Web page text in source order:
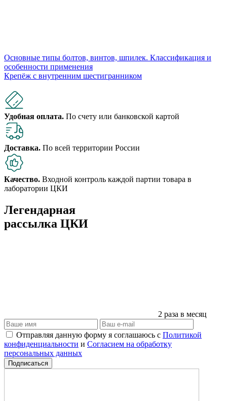
Основные типы болтов, винтов, шпилек. Классификация и
особенности применения
Крепёж с внутренним шестигранником
Удобная оплата. По счету или банковской картой
Доставка. По всей территории России
Качество. Входной контроль каждой партии товара в
лаборатории ЦКИ
Легендарная
рассылка ЦКИ
2 раза в месяц
Отправляя данную форму я соглашаюсь с Политикой
конфиденциальности и Согласием на обработку
персональных данных
Подписаться